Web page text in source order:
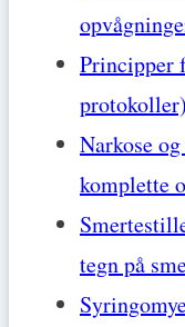
Principper
Narkose
komplette
tegn på